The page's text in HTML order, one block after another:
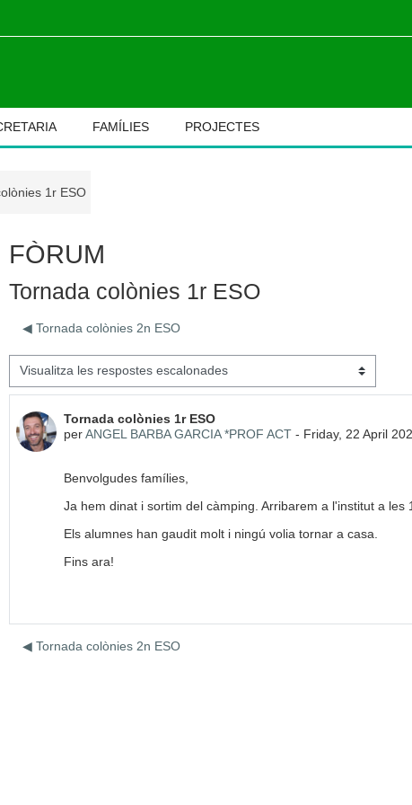
FAMÍLIES PROJECTES
1r ESO
FÒRUM
Tornada colònies 1r ESO
◀︎ Tornada colònies 2n ESO
visualització
Tornada colònies 1r ESO
perANGEL BARBA GARCIA *PROF ACT- Friday, 22 April
Nombre de respostes: 0
Benvolgudes famílies,
Ja hem dinat i sortim del càmping. Arribarem a l'institut a les
Els alumnes han gaudit molt i ningú volia tornar a casa.
Fins ara!
◀︎ Tornada colònies 2n ESO